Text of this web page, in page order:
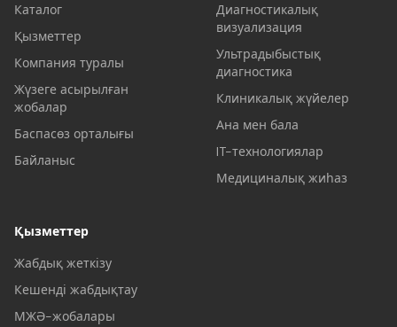
Каталог
Қызметтер
Компания туралы
Жүзеге асырылған
жобалар
Баспасөз орталығы
Байланыс
Диагностикалық
визуализация
Ультрадыбыстық
диагностика
Клиникалық жүйелер
Ана мен бала
IT-технологиялар
Медициналық жиһаз
Қызметтер
Жабдық жеткізу
Кешенді жабдықтау
МЖӘ-жобалары